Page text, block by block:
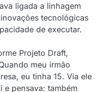
ligada a linhagem
tecnológicas
de executar.
Projeto Draft,
meu irmão
eu tinha 15. Via ele
e pensava: também